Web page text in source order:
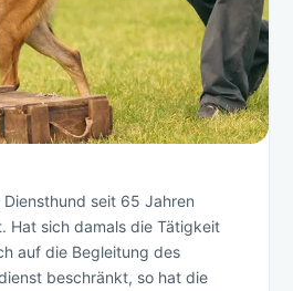
seit 65 Jahren
Hat sich damals die Tätigkeit
auf die Begleitung des
beschränkt, so hat die